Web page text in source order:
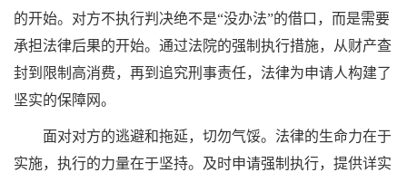
的开始。对方不执行判决绝不是“没办法”的借口，而是需要
承担法律后果的开始。通过法院的强制执行措施，从财产查
封到限制高消费，再到追究刑事责任，法律为申请人构建了
坚实的保障网。
面对对方的逃避和拖延，切勿气馁。法律的生命力在于
实施，执行的力量在于坚持。及时申请强制执行，提供详实